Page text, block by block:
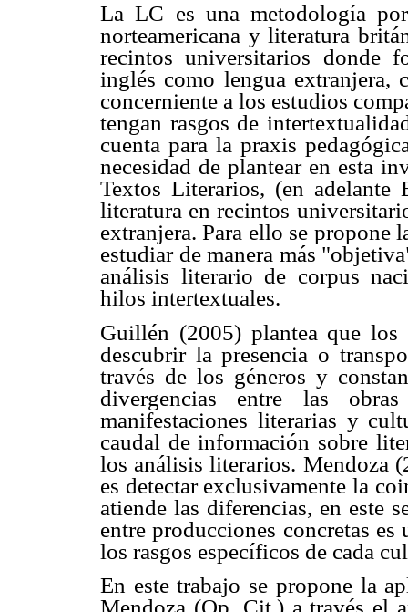
La LC es una metodología
norteamericana y literatura
recintos universitarios donde
inglés como lengua
concerniente a los estudios
tengan rasgos de
cuenta para la praxis
necesidad de plantear en esta
Textos Literarios, (en adelante
literatura en recintos
extranjera. Para ello se propone
estudiar de manera más
análisis literario de corpus
hilos intertextuales.
Guillén (2005) plantea que
descubrir la presencia o
través de los géneros y
divergencias entre las
manifestaciones literarias y
caudal de información sobre
los análisis literarios. Mendoza
es detectar exclusivamente la
atiende las diferencias, en este
entre producciones concretas
los rasgos específicos de cada
En este trabajo se propone la
Mendoza (Op. Cit.) a través el